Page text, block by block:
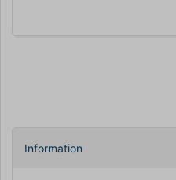
Information